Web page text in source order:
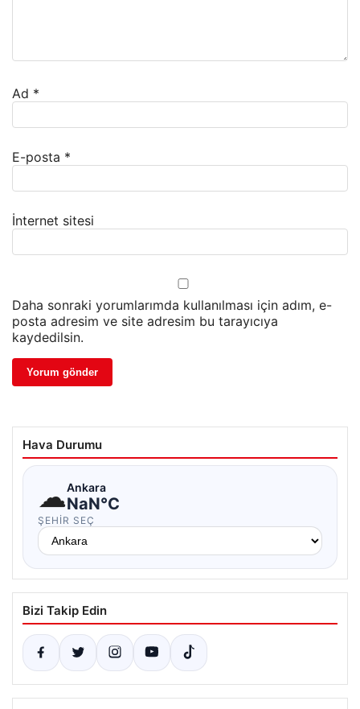
Ad *
E-posta *
İnternet sitesi
Daha sonraki yorumlarımda kullanılması için adım, e-
posta adresim ve site adresim bu tarayıcıya
kaydedilsin.
Hava Durumu
☁Ankara
NaN°C
ŞEHIR SEÇ
Bizi Takip Edin